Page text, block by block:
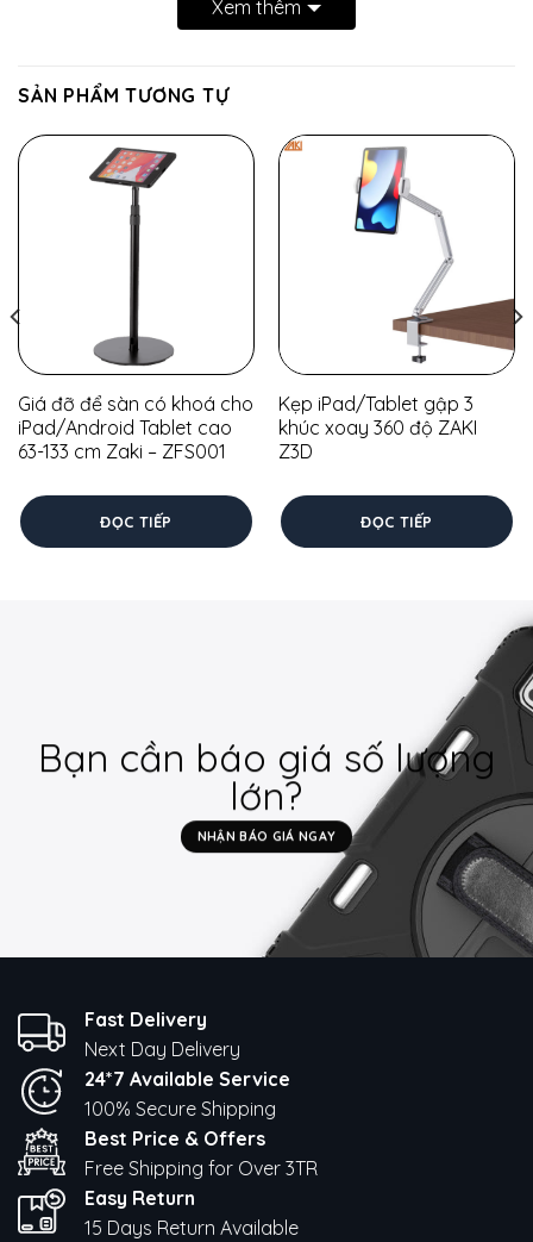
Đổi trả trong 7 ngày
Giá tốt cho Doanh nghiệp
Hãy liên hệ với chúng tôi để có giá tốt
Xem thêm
SẢN PHẨM TƯƠNG TỰ
Giá đỡ để sàn có khoá cho
iPad/Android Tablet cao
63-133 cm Zaki – ZFS001
ĐỌC TIẾP
Kẹp iPad/Tablet gập 3
khúc xoay 360 độ ZAKI
Z3D
ĐỌC TIẾP
Bạn cần báo giá số lượng
lớn?
NHẬN BÁO GIÁ NGAY
Fast Delivery
Next Day Delivery
24*7 Available Service
100% Secure Shipping
Best Price & Offers
Free Shipping for Over 3TR
Easy Return
15 Days Return Available